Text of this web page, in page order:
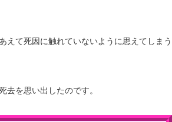
えて死因に触れていないように思えてしまう
去を思い出したのです。